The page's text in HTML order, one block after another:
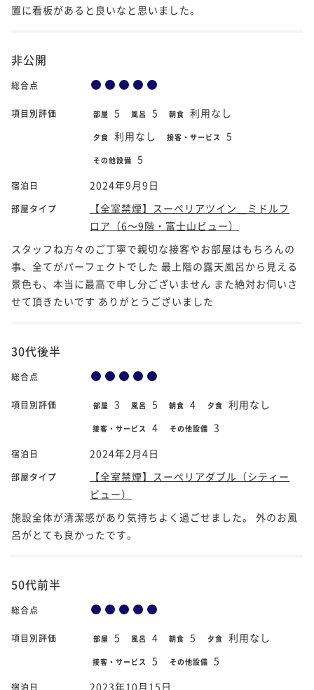
置に看板があると良いなと思いました。
非公開
総合点
項目別評価 部屋 5 風呂 5 朝食 利用なし
夕食 利用なし 接客・サービス 5
その他設備 5
宿泊日 2024年9月9日
部屋タイプ
【全室禁煙】スーペリアツイン＿ミドルフ
ロア（6～9階・富士山ビュー）
スタッフね方々のご丁寧で親切な接客やお部屋はもちろんの
事、全てがパーフェクトでした 最上階の露天風呂から見える
景色も、本当に最高で申し分ございません また絶対お伺いさ
せて頂きたいです ありがとうございました
30代後半
総合点
項目別評価 部屋 3 風呂 5 朝食 4 夕食 利用なし
接客・サービス 4 その他設備 3
宿泊日 2024年2月4日
部屋タイプ
【全室禁煙】スーペリアダブル（シティー
ビュー）
施設全体が清潔感があり気持ちよく過ごせました。 外のお風
呂がとても良かったです。
50代前半
総合点
項目別評価 部屋 5 風呂 4 朝食 5 夕食 利用なし
接客・サービス 5 その他設備 5
宿泊日 2023年10月15日